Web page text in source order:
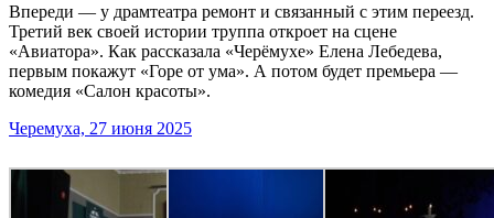
Впереди — у драмтеатра ремонт и связанный с этим переезд.
Третий век своей истории труппа откроет на сцене
«Авиатора». Как рассказала «Черёмухе» Елена Лебедева,
первым покажут «Горе от ума». А потом будет премьера —
комедия «Салон красоты».
Черемуха, 27 июня 2025